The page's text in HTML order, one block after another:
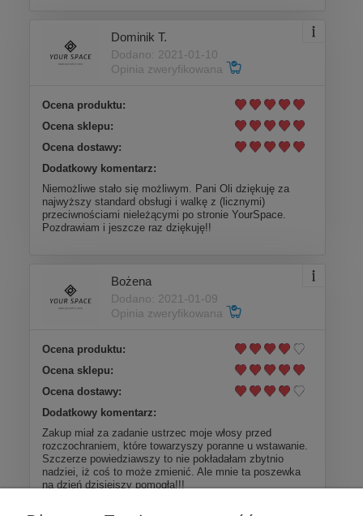
Dominik T.
Dodano: 2021-01-10
Opinia zweryfikowana
Ocena produktu:
Ocena sklepu:
Ocena dostawy:
Dodatkowy komentarz:
Niemożliwe stało się możliwym. Pani Oli dziękuję za
najwyższy standard obsługi i walkę z (licznymi)
przeciwnościami nieleżącymi po stronie YourSpace.
Pozdrawiam i jeszcze raz dziękuję!!
Bożena
Dodano: 2021-01-09
Opinia zweryfikowana
Ocena produktu:
Ocena sklepu:
Ocena dostawy:
Dodatkowy komentarz:
Zakup miał za zadanie ustrzec moje włosy przed
rozczochraniem, które towarzyszy poranne u wstawanie.
Szczerze powiedziawszy to nie pokładałam zbytnio
nadziei, iż coś to może zmienić. Ale mnie ta poszewka
na dzień dzisiejszy pomogła!!!